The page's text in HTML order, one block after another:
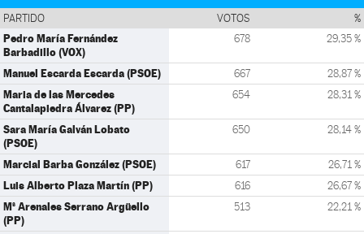
PARTIDO VOTOS %
Pedro María Fernández
Barbadillo (VOX)
678 29,35 %
Manuel Escarda Escarda (PSOE) 667 28,87 %
Maria de las Mercedes
Cantalapiedra Álvarez (PP)
654 28,31 %
Sara María Galván Lobato
(PSOE)
650 28,14 %
Marcial Barba González (PSOE) 617 26,71 %
Luis Alberto Plaza Martín (PP) 616 26,67 %
Mª Arenales Serrano Argüello
(PP)
513 22,21 %